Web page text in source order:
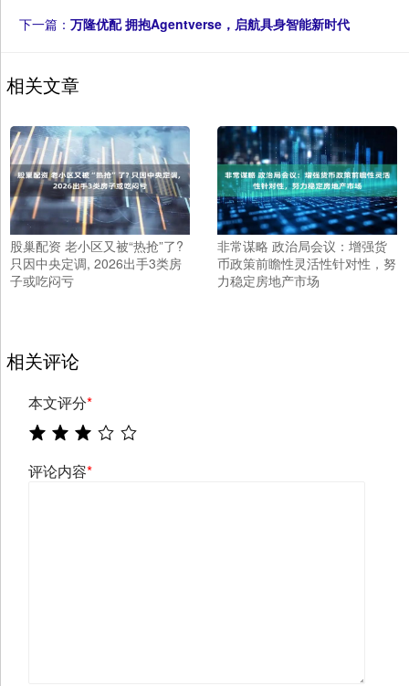
下一篇： 万隆优配 拥抱Agentverse，启航具身智能新时代
相关文章
股巢配资 老小区又被“热抢”了?
只因中央定调, 2026出手3类房
子或吃闷亏
非常谋略 政治局会议：增强货
币政策前瞻性灵活性针对性，努
力稳定房地产市场
相关评论
本文评分*
评论内容*